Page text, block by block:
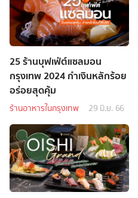
25 ร้านบุฟเฟ่ต์แซลมอน
กรุงเทพ 2024 กำเงินหลักร้อย
อร่อยสุดคุ้ม
ร้านอาหารในกรุงเทพ 29 มิ.ย. 66